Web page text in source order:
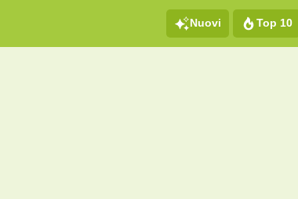
Nuovi Top 10